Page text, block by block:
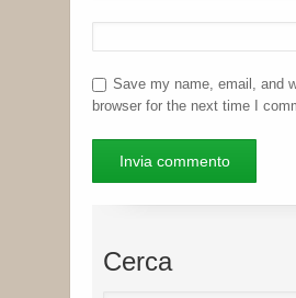
Save my name, email, and
browser for the next time I
Cerca